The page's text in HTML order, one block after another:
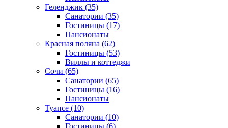
Геленджик (35)
Санатории (35)
Гостиницы (17)
Пансионаты
Красная поляна (62)
Гостиницы (53)
Виллы и коттеджи
Сочи (65)
Санатории (65)
Гостиницы (16)
Пансионаты
Туапсе (10)
Санатории (10)
Гостиницы (6)